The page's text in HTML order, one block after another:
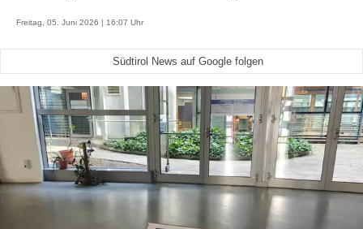
Freitag, 05. Juni 2026 | 16:07 Uhr
Südtirol News auf Google folgen